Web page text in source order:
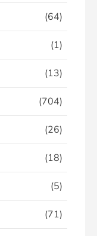
(64)
(1)
(13)
(704)
(26)
(18)
(5)
(71)